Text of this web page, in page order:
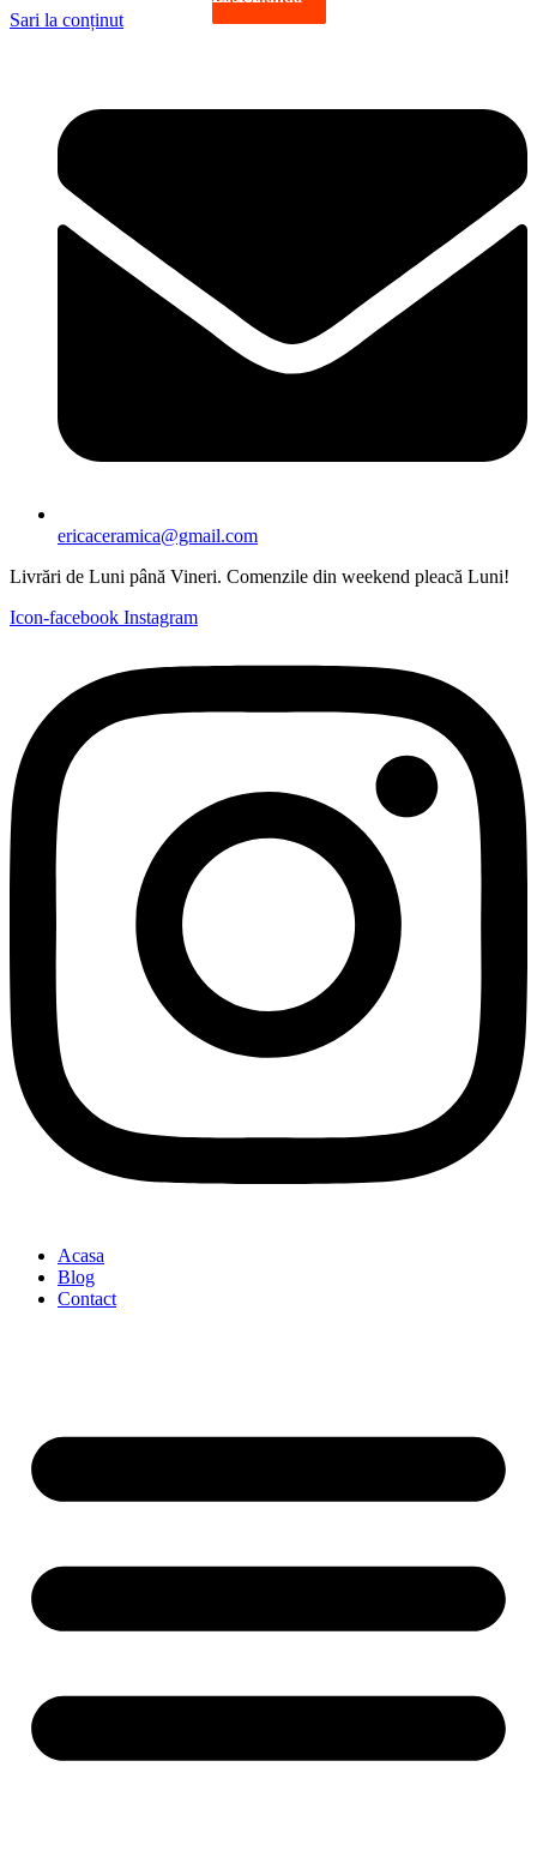
Sari la conținut
ericaceramica@gmail.com
Livrări de Luni până Vineri. Comenzile din weekend pleacă Luni!
Icon-facebook Instagram
Acasa
Blog
Contact